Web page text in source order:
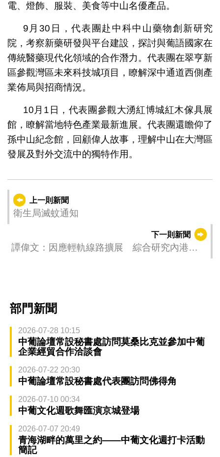
電、燈飾、服裝、美食等中山名優產品。
9月30日，代表團赴中科中山藥物創新研究
院，考察新藥研發與平台建設，探討與葡語國家在
傳統醫藥現代化領域的合作潛力。代表團在翠亨新
區參觀灣區未來科技城項目，瞭解深中通道西側產
業佈局與招商情況。
10月1日，代表團參觀大湧紅博城紅木傢具展
館，瞭解當地特色產業最新進展。代表團還瞻仰了
孫中山紀念館，回顧偉人故事，理解中山在大灣區
發展及對外交流中的獨特作用。
上一則新聞
衛生局滅蚊通知
下一則新聞
譚偉文：因應輕軌線路擴展 綜合研究內港整
部門新聞
2026-07-28 10:15
中葡論壇常設秘書處訪問莫桑比克並參加中葡
企業經貿合作洽談會
2026-07-22 20:30
中葡論壇常設秘書處代表團訪問佛得角
2026-07-10 00:34
中葡文化週歌舞匯演京城登場
2026-07-07 20:49
青海湖畔的萬里之約——中葡文化週打卡活動
簡記